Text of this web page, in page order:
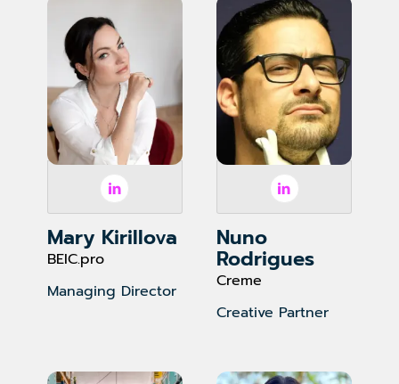
Mary Kirillova
BEIC.pro
Managing Director
Nuno
Rodrigues
Creme
Creative Partner